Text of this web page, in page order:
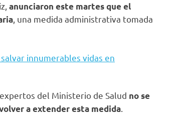
anunciaron este martes que el
, una medida administrativa tomada
innumerables vidas en
del Ministerio de Salud no se
a extender esta medida.